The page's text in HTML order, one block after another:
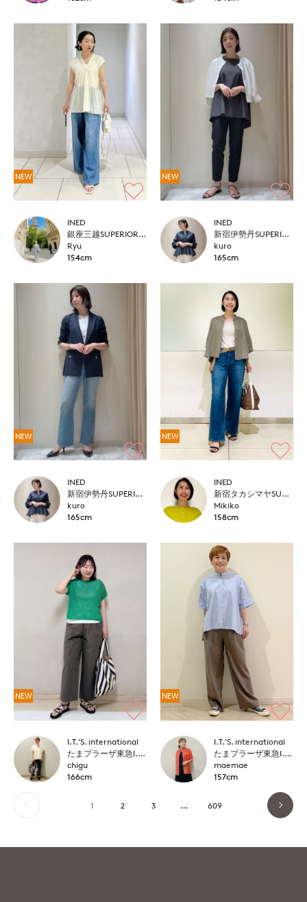
NEW
INED
銀座三越SUPERIOR CLOSET GINZA
Ryu
154cm
NEW
INED
新宿伊勢丹SUPERIOR CLOSET
kuro
165cm
NEW
INED
新宿伊勢丹SUPERIOR CLOSET
kuro
165cm
NEW
INED
新宿タカシマヤSUPERIOR CLOSET
Mikiko
158cm
NEW
I.T.'S. international
たまプラーザ東急I.T.'S.international
chigu
166cm
NEW
I.T.'S. international
たまプラーザ東急I.T.'S.international
maemae
157cm
1 2 3 … 609